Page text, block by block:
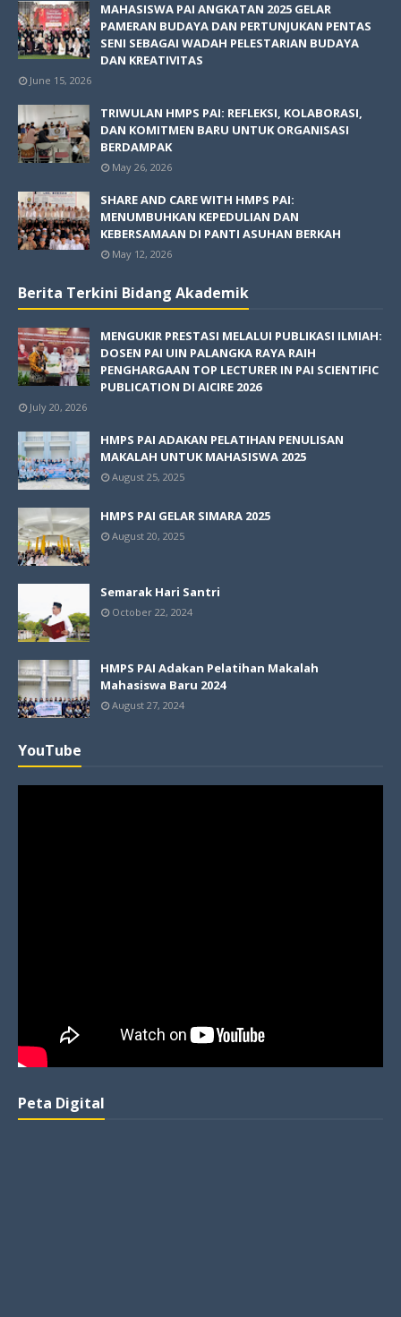
MAHASISWA PAI ANGKATAN 2025 GELAR
PAMERAN BUDAYA DAN PERTUNJUKAN PENTAS
SENI SEBAGAI WADAH PELESTARIAN BUDAYA
DAN KREATIVITAS
June 15, 2026
TRIWULAN HMPS PAI: REFLEKSI, KOLABORASI,
DAN KOMITMEN BARU UNTUK ORGANISASI
BERDAMPAK
May 26, 2026
SHARE AND CARE WITH HMPS PAI:
MENUMBUHKAN KEPEDULIAN DAN
KEBERSAMAAN DI PANTI ASUHAN BERKAH
May 12, 2026
Berita Terkini Bidang Akademik
MENGUKIR PRESTASI MELALUI PUBLIKASI ILMIAH:
DOSEN PAI UIN PALANGKA RAYA RAIH
PENGHARGAAN TOP LECTURER IN PAI SCIENTIFIC
PUBLICATION DI AICIRE 2026
July 20, 2026
HMPS PAI ADAKAN PELATIHAN PENULISAN
MAKALAH UNTUK MAHASISWA 2025
August 25, 2025
HMPS PAI GELAR SIMARA 2025
August 20, 2025
Semarak Hari Santri
October 22, 2024
HMPS PAI Adakan Pelatihan Makalah
Mahasiswa Baru 2024
August 27, 2024
YouTube
Peta Digital